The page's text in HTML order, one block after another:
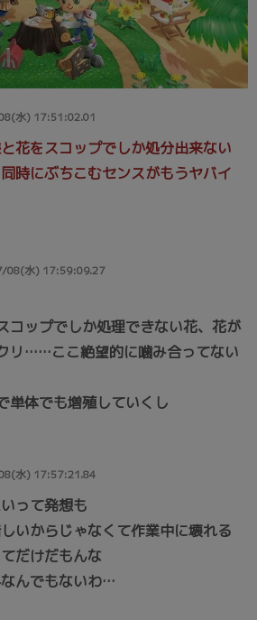
水) 17:51:02.01
花をスコップでしか処分出来ない
時にぶちこむセンスがもうヤバイ
08(水) 17:59:09.27
コップでしか処理できない花、花が
リ……ここ絶望的に噛み合ってない
単体でも増殖していくし
水) 17:57:21.84
って発想も
いからじゃなくて作業中に壊れる
だけだもんな
んでもないわ…